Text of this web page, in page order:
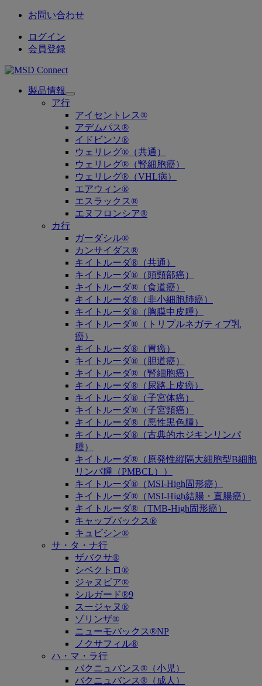
お問い合わせ
ログイン
会員登録
製品情報
Open
submenu
ア行
アイセントレス®
アデムパス®
イドビンソ®
ウェリレグ®（共通）
ウェリレグ®（腎細胞癌）
ウェリレグ®（VHL病）
エアウィン®
エスラックス®
エヌフロンシア®
カ行
ガーダシル®
カンサイダス®
キイトルーダ®（共通）
キイトルーダ®（頭頸部癌）
キイトルーダ®（食道癌）
キイトルーダ®（非小細胞肺癌）
キイトルーダ®（胸膜中皮腫）
キイトルーダ®（トリプルネガティブ乳
癌）
キイトルーダ®（胃癌）
キイトルーダ®（胆道癌）
キイトルーダ®（腎細胞癌）
キイトルーダ®（尿路上皮癌）
キイトルーダ®（子宮体癌）
キイトルーダ®（子宮頸癌）
キイトルーダ®（悪性黒色腫）
キイトルーダ®（古典的ホジキンリンパ
腫）
キイトルーダ®（原発性縦隔大細胞型B細胞
リンパ腫（PMBCL））
キイトルーダ®（MSI-High固形癌）
キイトルーダ®（MSI-High結腸・直腸癌）
キイトルーダ®（TMB-High固形癌）
キャップバックス®
キュビシン®
サ・タ・ナ行
ザバクサ®
シベクトロ®
ジャヌビア®
シルガード®9
スージャヌ®
ゾリンザ®
ニューモバックス®NP
ノクサフィル®
ハ・マ・ラ行
バクニュバンス®（小児）
バクニュバンス®（成人）